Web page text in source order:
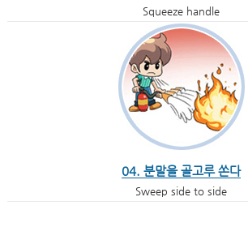
Squeeze handle
04. 분말을 골고루 쏜다
Sweep side to side